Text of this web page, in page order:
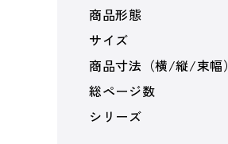
商品形態
サイズ
商品寸法（横/縦/束幅）
総ページ数
シリーズ